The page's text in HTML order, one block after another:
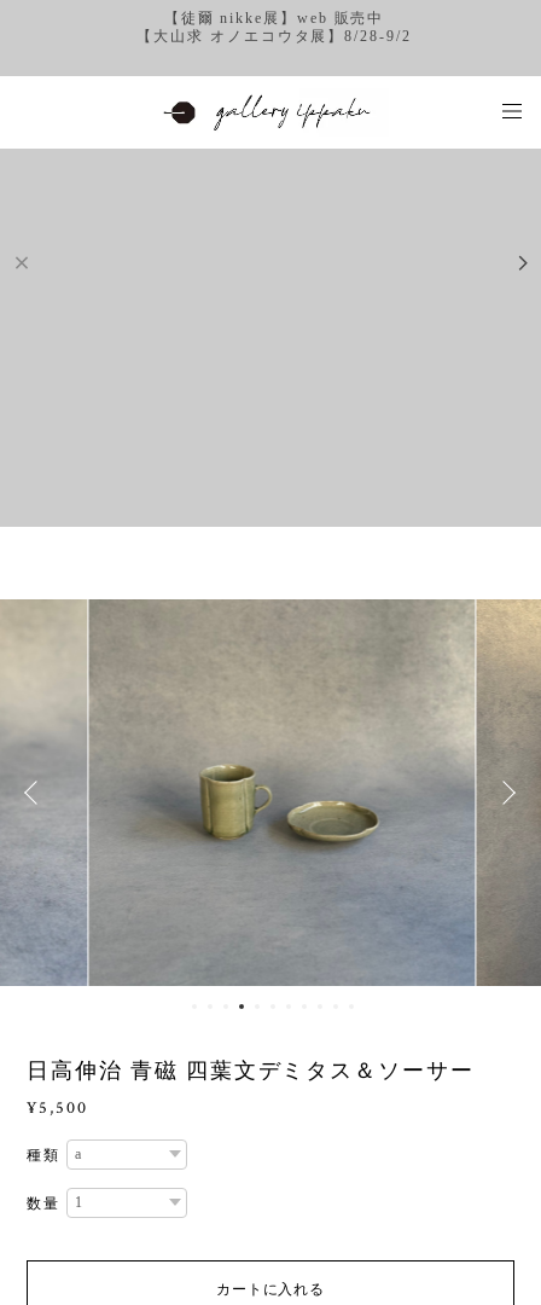
【徒爾 nikke展】web 販売中
【大山求 オノエコウタ展】8/28-9/2
日高伸治 青磁 四葉文デミタス＆ソーサー
¥5,500
種類
数量
カートに入れる